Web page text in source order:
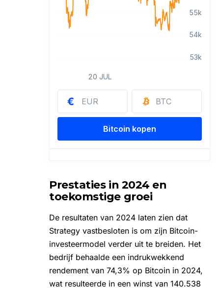
Prestaties in 2024 en
toekomstige groei
De resultaten van 2024 laten zien dat
Strategy vastbesloten is om zijn Bitcoin-
investeermodel verder uit te breiden. Het
bedrijf behaalde een indrukwekkend
rendement van 74,3% op Bitcoin in 2024,
wat resulteerde in een winst van 140.538